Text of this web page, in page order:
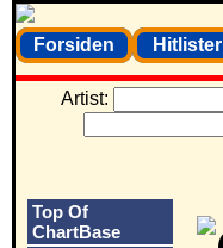
Forsiden Hitlister
Artist:
Top Of
ChartBase